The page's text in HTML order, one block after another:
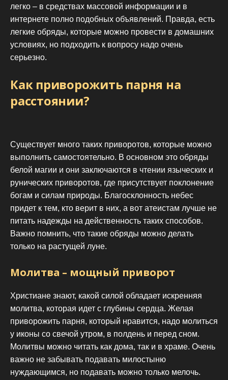
легко – в средствах массовой информации и в
интернете полно подобных объявлений. Правда, есть
легкие обряды, которые можно провести в домашних
условиях, но подходить к вопросу надо очень
серьезно.
Как приворожить парня на
расстоянии?
Существует много таких приворотов, которые можно
выполнить самостоятельно. В основном это обряды
белой магии и они заключаются в чтении языческих и
рунических приворотов, где присутствует поклонение
богам и силам природы. Благосклонность небес
придет к тем, кто верит в них, а вот атеистам лучше не
питать надежды на действенность таких способов.
Важно помнить, что такие обряды можно делать
только на растущей луне.
Молитва – мощный приворот
Христиане знают, какой силой обладает искренняя
молитва, которая идет с глубины сердца. Желая
приворожить парня, который нравится, надо молиться
у иконы со свечой утром, в полдень и перед сном.
Молитвы можно читать как дома, так и в храме. Очень
важно не забывать подавать милостыню
нуждающимся, но подавать можно только мелочь.